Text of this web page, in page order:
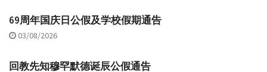
69周年国庆日公假及学校假期通告
03/08/2026
回教先知穆罕默德诞辰公假通告